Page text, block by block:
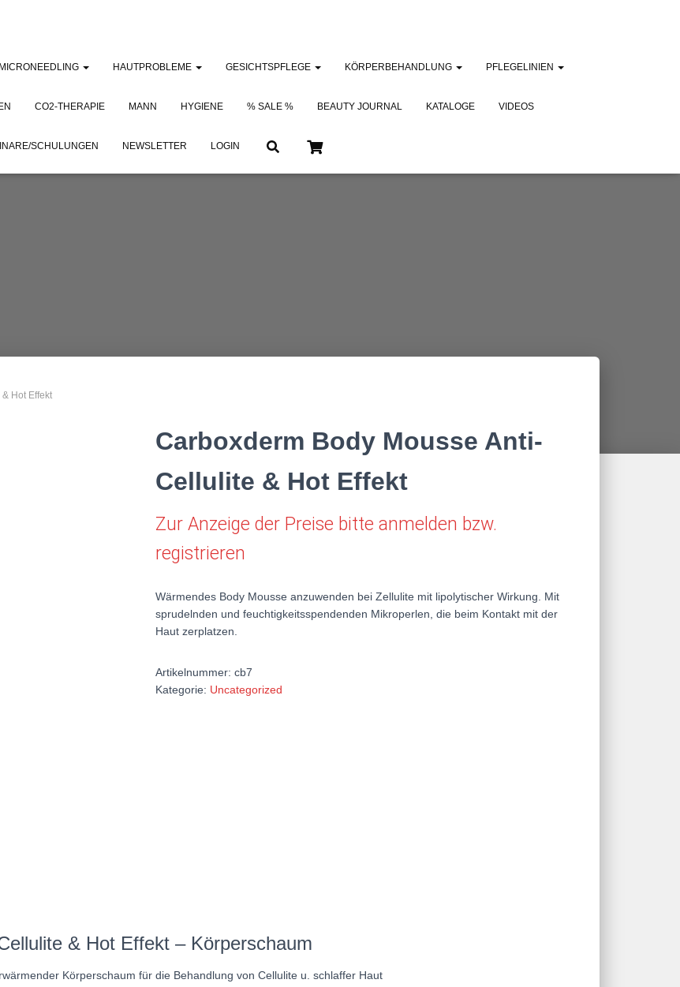
MICRONEEDLING HAUTPROBLEME GESICHTSPFLEGE KÖRPERBEHANDLUNG PFLEGELINIEN
CO2-THERAPIE MANN HYGIENE % SALE % BEAUTY JOURNAL KATALOGE VIDEOS
SCHULUNGEN NEWSLETTER LOGIN
Hot Effekt
Carboxderm Body Mousse Anti-
Cellulite & Hot Effekt
Zur Anzeige der Preise bitte anmelden bzw.
registrieren
Wärmendes Body Mousse anzuwenden bei Zellulite mit lipolytischer Wirkung. Mit
sprudelnden und feuchtigkeitsspendenden Mikroperlen, die beim Kontakt mit der
Haut zerplatzen.
Artikelnummer: cb7
Kategorie: Uncategorized
& Hot Effekt – Körperschaum
Körperschaum für die Behandlung von Cellulite u. schlaffer Haut